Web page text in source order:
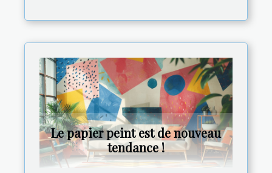
Le papier peint est de nouveau
tendance !